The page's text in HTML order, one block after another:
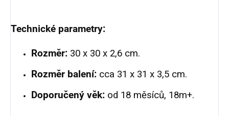
Technické parametry:
Rozměr: 30 x 30 x 2,6 cm.
Rozměr balení: cca 31 x 31 x 3,5 cm.
Doporučený věk: od 18 měsíců, 18m+.